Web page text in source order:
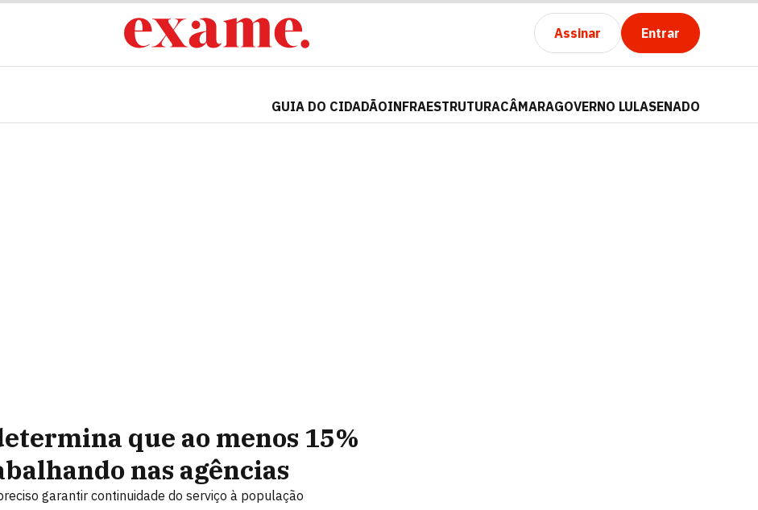
Assinar Entrar
GUIA DO CIDADÃOINFRAESTRUTURACÂMARAGOVERNO LULASENADO
que ao menos 15%
nas agências
garantir continuidade do serviço à população